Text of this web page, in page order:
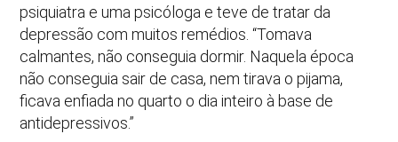
psiquiatra e uma psicóloga e teve de tratar da
depressão com muitos remédios. “Tomava
calmantes, não conseguia dormir. Naquela época
não conseguia sair de casa, nem tirava o pijama,
ficava enfiada no quarto o dia inteiro à base de
antidepressivos.”